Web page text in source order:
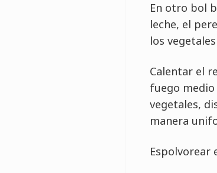
En otro bol
leche, el
los
Calentar el
fuego medio
vegetales,
manera
Espolvorear